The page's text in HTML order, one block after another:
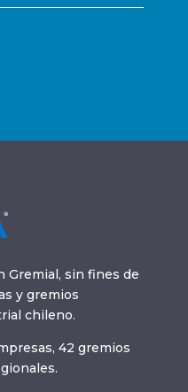
Gremial, sin fines de
y gremios
chileno.
42 gremios